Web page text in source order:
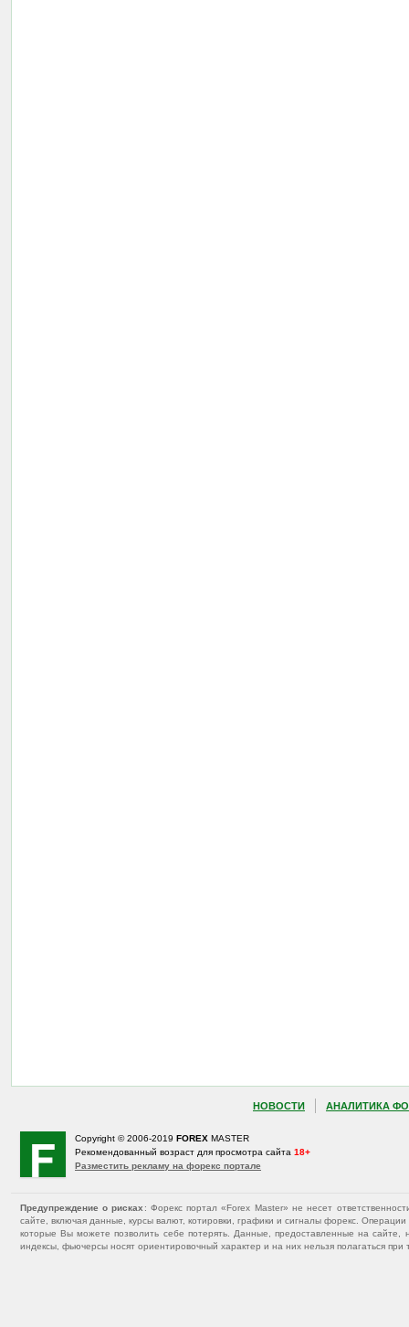
НОВОСТИ АНАЛИТИКА
Copyright © 2006-2019 FOREX MASTER
Рекомендованный возраст для просмотра сайта 18+
Разместить рекламу на форекс портале
Предупреждение о рисках : Форекс портал «Forex Master» не несет
сайте, включая данные, курсы валют, котировки, графики и сигналы форекс.
которые Вы можете позволить себе потерять. Данные, предоставленные на
индексы, фьючерсы носят ориентировочный характер и на них нельзя полагаться при